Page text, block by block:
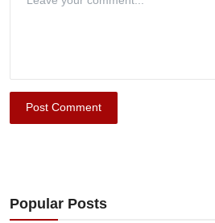
Post Comment
Popular Posts